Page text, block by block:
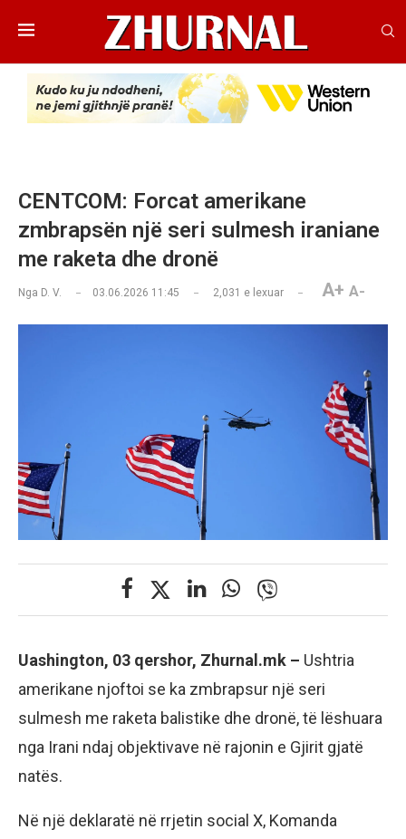
CENTCOM: Forcat amerikane
zmbrapsën një seri sulmesh iraniane
me raketa dhe dronë
Nga D. V. 03.06.2026 11:45 2,031 e lexuar A+ A-
Uashington, 03 qershor, Zhurnal.mk – Ushtria
amerikane njoftoi se ka zmbrapsur një seri
sulmesh me raketa balistike dhe dronë, të lëshuara
nga Irani ndaj objektivave në rajonin e Gjirit gjatë
natës.
Në një deklaratë në rrjetin social X, Komanda